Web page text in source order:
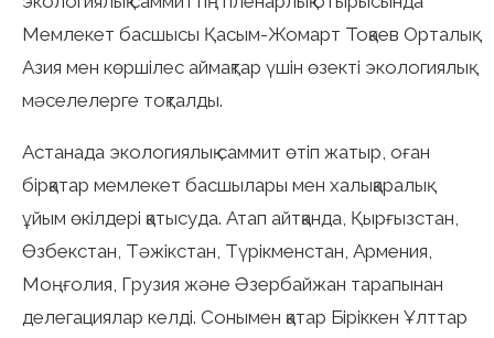
Мемлекет басшысы Қасым-Жомарт Тоқаев Орталық
Азия мен көршілес аймақтар үшін өзекті экологиялық
мәселелерге тоқталды.
Астанада экологиялық саммит өтіп жатыр, оған
бірқатар мемлекет басшылары мен халықаралық
ұйым өкілдері қатысуда. Атап айтқанда, Қырғызстан,
Өзбекстан, Тәжікстан, Түрікменстан, Армения,
Моңғолия, Грузия және Әзербайжан тарапынан
делегациялар келді. Сонымен қатар Біріккен Ұлттар